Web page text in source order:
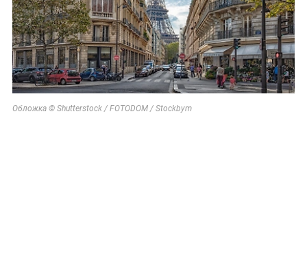
Обложка © Shutterstock / FOTODOM / Stockbym